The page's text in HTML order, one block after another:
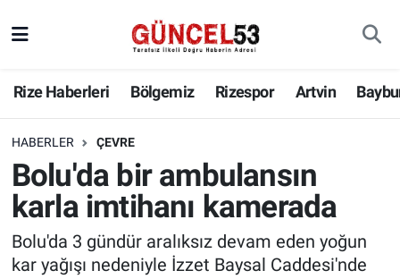
Rize Haberleri Bölgemiz Rizespor Artvin
HABERLER ÇEVRE
Bolu'da bir ambulansın
karla imtihanı kamerada
Bolu'da 3 gündür aralıksız devam eden yoğun
kar yağışı nedeniyle İzzet Baysal Caddesi'nde